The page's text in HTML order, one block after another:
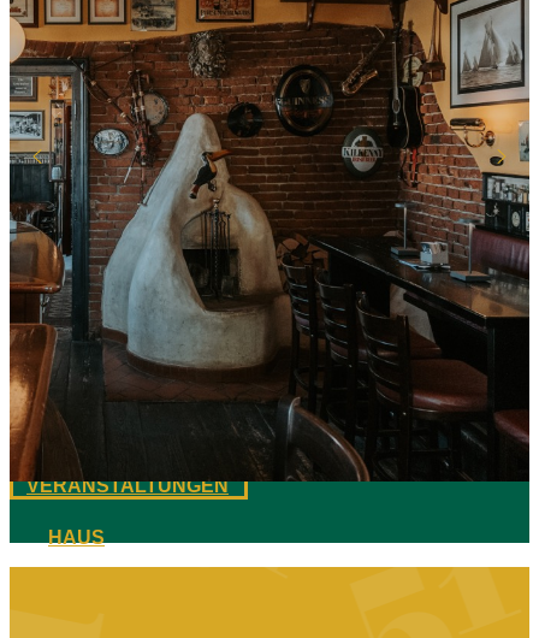
HAUS
SPEAKEASY
GETRÄNKE
TEAM
VERANSTALTUNGEN
HAUS